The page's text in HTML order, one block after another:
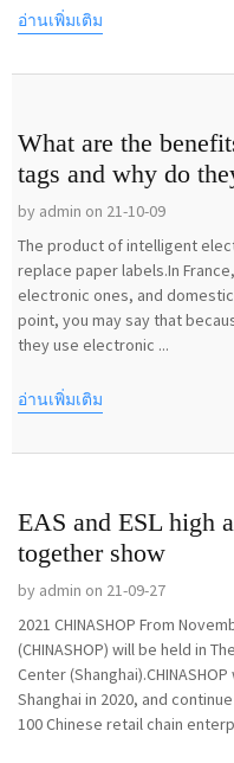
อ่านเพิ่มเติม
What are the
tags and why do
by admin on 21-10-09
The product of intelligent
replace paper labels.In
electronic ones, and
point, you may say that
they use electronic ...
อ่านเพิ่มเติม
EAS and ESL high
together show
by admin on 21-09-27
2021 CHINASHOP From
(CHINASHOP) will be held in
Center
Shanghai in 2020, and
100 Chinese retail chain